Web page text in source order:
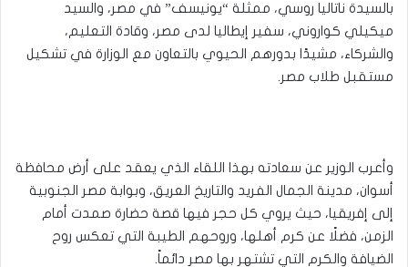
بالسيدة ناتاليا روسي، ممثلة “يونيسف” في مصر، والسيد
ميكيلي كواروني، سفير إيطاليا لدى مصر، وقادة التعليم،
والشركاء، مشيدًا بدورهم الحيوي بالتعاون مع الوزارة في تشكيل
مستقبل طلاب مصر.
وأعرب الوزير عن سعادته بهذا اللقاء الذي يعقد على أرض محافظة
أسوان، مدينة الجمال الفريد والتاريخ العريق، وبوابة مصر الجنوبية
إلى إفريقيا، حيث يروي كل حجر فيها قصة حضارة صمدت أمام
الزمن، فضلًا عن كرم أهلها، وروحهم الطيبة التي تعكس روح
الضيافة والكرم التي تشتهر بها مصر دائماً.